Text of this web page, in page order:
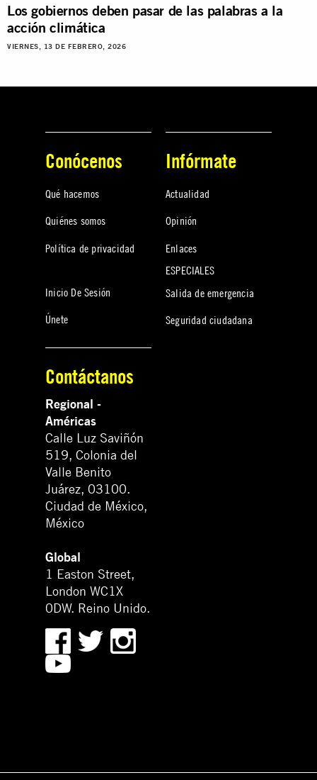
Los gobiernos deben pasar de las palabras a la
acción climática
VIERNES, 13 DE FEBRERO, 2026
Conócenos
Qué hacemos
Quiénes somos
Política de privacidad
Inicio De Sesión
Únete
Infórmate
Actualidad
Opinión
Enlaces
ESPECIALES
Salida de emergencia
Seguridad ciudadana
Contáctanos
Regional -
Américas
Calle Luz Saviñón
519, Colonia del
Valle Benito
Juárez, 03100.
Ciudad de México,
México
Global
1 Easton Street,
London WC1X
0DW. Reino Unido.